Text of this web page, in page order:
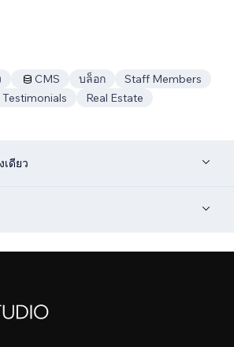
CMS บล็อก
Staff Members
Testimonials Real Estate
ดียว